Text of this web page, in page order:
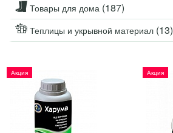
Товары для дома (187)
Теплицы и укрывной материал (13)
Акция Акция